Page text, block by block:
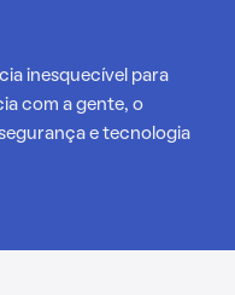
inesquecível para
com a gente, o
e tecnologia